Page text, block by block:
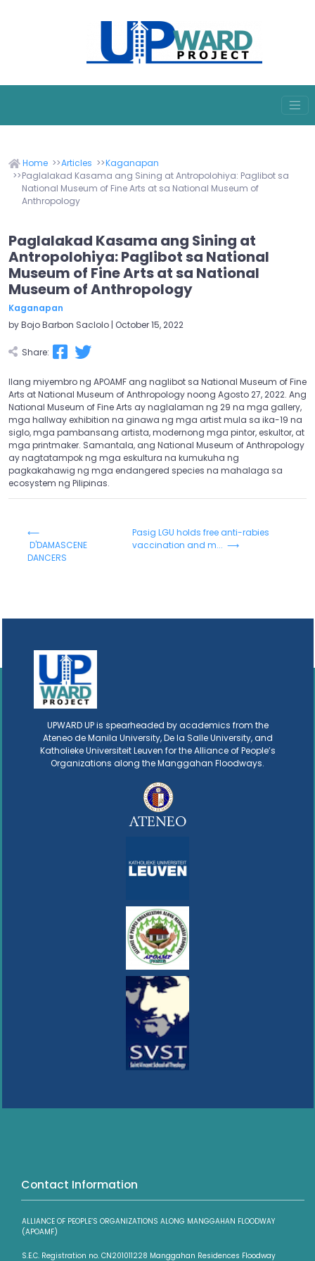
Home Articles
Kaganapan
Paglalakad Kasama ang Sining at Antropolohiya: Paglibot sa
National Museum of Fine Arts at sa National Museum of
Anthropology
Paglalakad Kasama ang Sining at
Antropolohiya: Paglibot sa National
Museum of Fine Arts at sa National
Museum of Anthropology
Kaganapan
by Bojo Barbon Saclolo | October 15, 2022
Share:
Ilang miyembro ng APOAMF ang naglibot sa National Museum of Fine
Arts at National Museum of Anthropology noong Agosto 27, 2022. Ang
National Museum of Fine Arts ay naglalaman ng 29 na mga gallery,
mga hallway exhibition na ginawa ng mga artist mula sa ika-19 na
siglo, mga pambansang artista, modernong mga pintor, eskultor, at
mga printmaker. Samantala, ang National Museum of Anthropology
ay nagtatampok ng mga eskultura na kumukuha ng
pagkakahawig ng mga endangered species na mahalaga sa
ecosystem ng Pilipinas.
⟵
D'DAMASCENE
DANCERS
Pasig LGU holds free anti-rabies
vaccination and m... ⟶
UPWARD UP is spearheaded by academics from the
Ateneo de Manila University, De la Salle University, and
Katholieke Universiteit Leuven for the Alliance of People’s
Organizations along the Manggahan Floodways.
Contact Information
ALLIANCE OF PEOPLE’S ORGANIZATIONS ALONG MANGGAHAN FLOODWAY
(APOAMF)
S.E.C. Registration no. CN201011228 Manggahan Residences Floodway